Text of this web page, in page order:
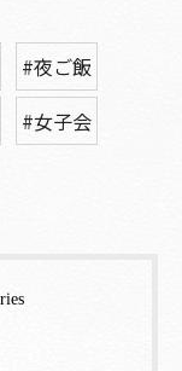
#夜ご飯
#女子会